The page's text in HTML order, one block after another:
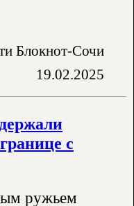
Блокнот-Сочи
19.02.2025
с
ружьем